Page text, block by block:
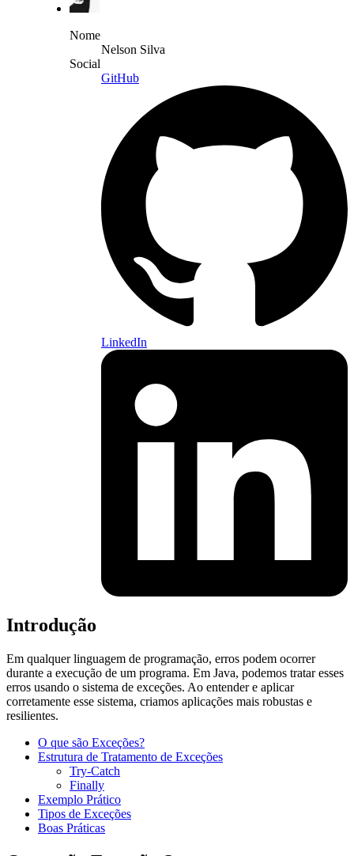
Nome
Nelson Silva
Social
GitHub
LinkedIn
Introdução
Em qualquer linguagem de programação, erros podem ocorrer
durante a execução de um programa. Em Java, podemos tratar esses
erros usando o sistema de exceções. Ao entender e aplicar
corretamente esse sistema, criamos aplicações mais robustas e
resilientes.
O que são Exceções?
Estrutura de Tratamento de Exceções
Try-Catch
Finally
Exemplo Prático
Tipos de Exceções
Boas Práticas